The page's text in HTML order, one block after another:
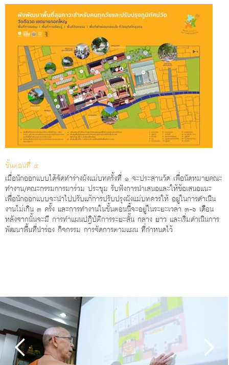
ขั้นตอนที่ ๔
เมื่อนักออกแบบได้จัดทําร่างผังแม่บทครั้งที่ ๑ จะประสานวัด เพื่อนัดหมายคณะ
ทํางาน/คณะกรรมการมาร่วม ประชุม รับฟังการนําเสนอและให้ข้อเสนอแนะ
เพื่อนักออกแบบจะนําไปปรับแก้การปรับปรุงผังแม่บทควรให้ อยู่ในการดําเนิน
งานไม่เกิน ๓ ครั้ง และการทํางานในขั้นตอนนี้จะอยู่ในระยะเวลา ๓-๖ เดือน
หลังจากนั้นจะมี การทําแผนปฏิบัติการระยะสั้น กลาง ยาว และเริ่มดําเนินการ
พัฒนาพื้นที่นําร่อง กิจกรรม การจัดการตามแผน ที่กําหนดไว้